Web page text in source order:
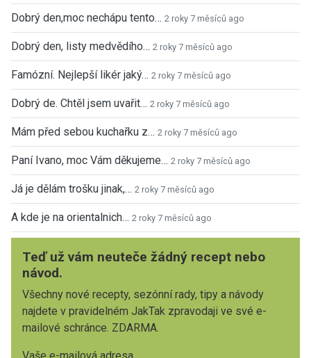
Dobrý den,moc nechápu tento… 2 roky 7 měsíců ago
Dobrý den, listy medvědího… 2 roky 7 měsíců ago
Famózní. Nejlepší likér jaký… 2 roky 7 měsíců ago
Dobrý de. Chtěl jsem uvařit… 2 roky 7 měsíců ago
Mám před sebou kuchařku z… 2 roky 7 měsíců ago
Paní Ivano, moc Vám děkujeme… 2 roky 7 měsíců ago
Já je dělám trošku jinak,… 2 roky 7 měsíců ago
A kde je na orientalnich… 2 roky 7 měsíců ago
Teď už vám neuteče žádný recept nebo
návod.
Všechny nové recepty, sezónní rady, tipy a návody
najdete v pravidelném JakTak zpravodaji ve své e-
mailové schránce. ZDARMA.
Vaše e-mailová adresa